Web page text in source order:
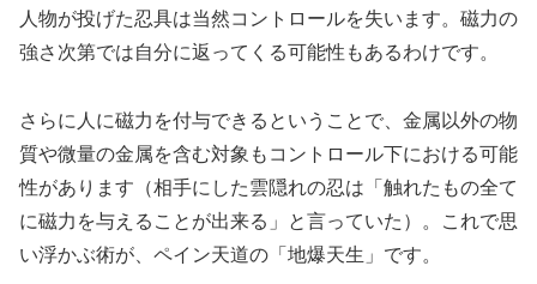
人物が投げた忍具は当然コントロールを失います。磁力の
強さ次第では自分に返ってくる可能性もあるわけです。
さらに人に磁力を付与できるということで、金属以外の物
質や微量の金属を含む対象もコントロール下における可能
性があります（相手にした雲隠れの忍は「触れたもの全て
に磁力を与えることが出来る」と言っていた）。これで思
い浮かぶ術が、ペイン天道の「地爆天生」です。